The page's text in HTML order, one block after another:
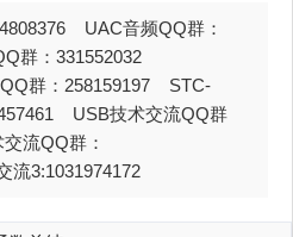
UAC音频QQ群：
群：331552032
群：258159197 STC-
USB技术交流QQ群
流QQ群：
3:1031974172